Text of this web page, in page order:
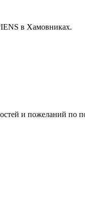
в Хамовниках.
и пожеланий по